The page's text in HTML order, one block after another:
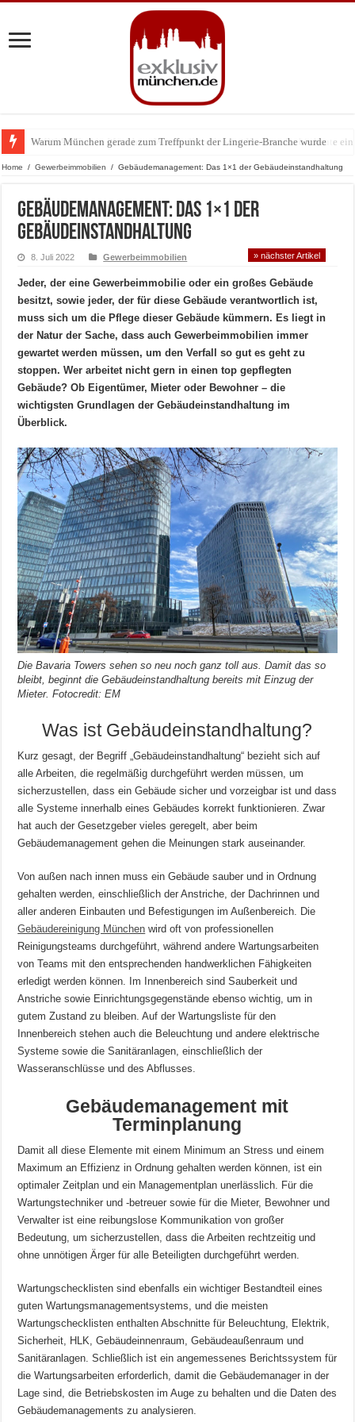
Warum München gerade zum Treffpunkt der Lingerie-Branche wurde
BMW Art Cars in München: Warum die rollenden Kunstwerke bis heute
Home / Gewerbeimmobilien / Gebäudemanagement: Das 1×1 der Gebäudeinstandhaltung
Gebäudemanagement: Das 1×1 der
Gebäudeinstandhaltung
8. Juli 2022 Gewerbeimmobilien » nächster Artikel
Jeder, der eine Gewerbeimmobilie oder ein großes Gebäude
besitzt, sowie jeder, der für diese Gebäude verantwortlich ist,
muss sich um die Pflege dieser Gebäude kümmern. Es liegt in
der Natur der Sache, dass auch Gewerbeimmobilien immer
gewartet werden müssen, um den Verfall so gut es geht zu
stoppen. Wer arbeitet nicht gern in einen top gepflegten
Gebäude? Ob Eigentümer, Mieter oder Bewohner – die
wichtigsten Grundlagen der Gebäudeinstandhaltung im
Überblick.
Die Bavaria Towers sehen so neu noch ganz toll aus. Damit das so
bleibt, beginnt die Gebäudeinstandhaltung bereits mit Einzug der
Mieter. Fotocredit: EM
Was ist Gebäudeinstandhaltung?
Kurz gesagt, der Begriff „Gebäudeinstandhaltung“ bezieht sich auf
alle Arbeiten, die regelmäßig durchgeführt werden müssen, um
sicherzustellen, dass ein Gebäude sicher und vorzeigbar ist und dass
alle Systeme innerhalb eines Gebäudes korrekt funktionieren. Zwar
hat auch der Gesetzgeber vieles geregelt, aber beim
Gebäudemanagement gehen die Meinungen stark auseinander.
Von außen nach innen muss ein Gebäude sauber und in Ordnung
gehalten werden, einschließlich der Anstriche, der Dachrinnen und
aller anderen Einbauten und Befestigungen im Außenbereich. Die
Gebäudereinigung München wird oft von professionellen
Reinigungsteams durchgeführt, während andere Wartungsarbeiten
von Teams mit den entsprechenden handwerklichen Fähigkeiten
erledigt werden können. Im Innenbereich sind Sauberkeit und
Anstriche sowie Einrichtungsgegenstände ebenso wichtig, um in
gutem Zustand zu bleiben. Auf der Wartungsliste für den
Innenbereich stehen auch die Beleuchtung und andere elektrische
Systeme sowie die Sanitäranlagen, einschließlich der
Wasseranschlüsse und des Abflusses.
Gebäudemanagement mit
Terminplanung
Damit all diese Elemente mit einem Minimum an Stress und einem
Maximum an Effizienz in Ordnung gehalten werden können, ist ein
optimaler Zeitplan und ein Managementplan unerlässlich. Für die
Wartungstechniker und -betreuer sowie für die Mieter, Bewohner und
Verwalter ist eine reibungslose Kommunikation von großer
Bedeutung, um sicherzustellen, dass die Arbeiten rechtzeitig und
ohne unnötigen Ärger für alle Beteiligten durchgeführt werden.
Wartungschecklisten sind ebenfalls ein wichtiger Bestandteil eines
guten Wartungsmanagementsystems, und die meisten
Wartungschecklisten enthalten Abschnitte für Beleuchtung, Elektrik,
Sicherheit, HLK, Gebäudeinnenraum, Gebäudeaußenraum und
Sanitäranlagen. Schließlich ist ein angemessenes Berichtssystem für
die Wartungsarbeiten erforderlich, damit die Gebäudemanager in der
Lage sind, die Betriebskosten im Auge zu behalten und die Daten des
Gebäudemanagements zu analysieren.